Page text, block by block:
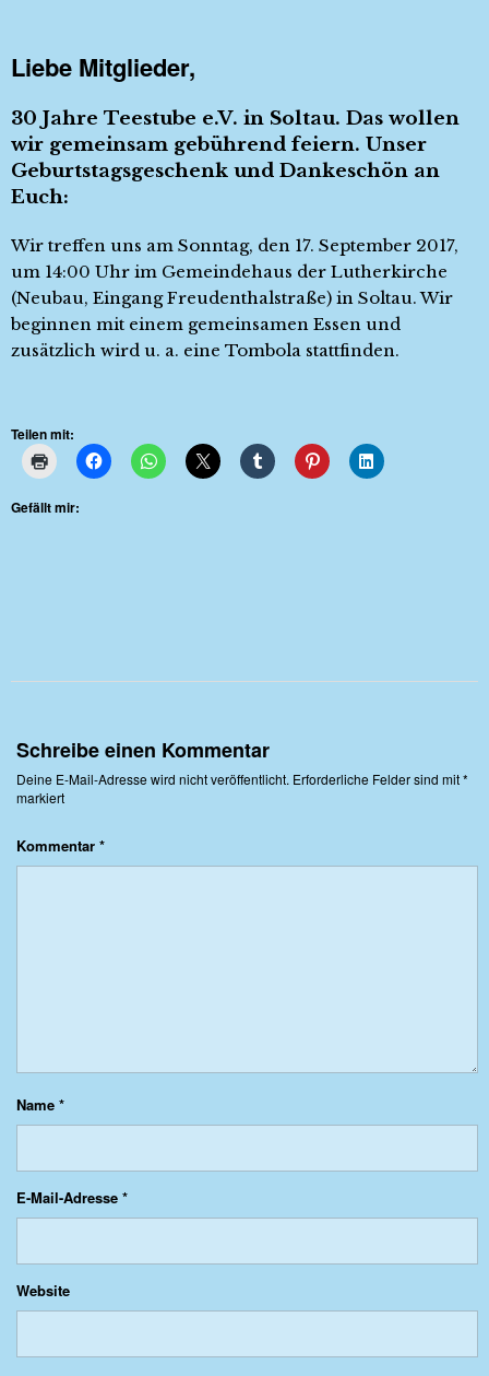
Liebe Mitglieder,
30 Jahre Teestube e.V. in Soltau. Das wollen
wir gemeinsam gebührend feiern. Unser
Geburtstagsgeschenk und Dankeschön an
Euch:
Wir treffen uns am Sonntag, den 17. September 2017,
um 14:00 Uhr im Gemeindehaus der Lutherkirche
(Neubau, Eingang Freudenthalstraße) in Soltau. Wir
beginnen mit einem gemeinsamen Essen und
zusätzlich wird u. a. eine Tombola stattfinden.
Teilen mit:
Gefällt mir:
Schreibe einen Kommentar
Deine E-Mail-Adresse wird nicht veröffentlicht. Erforderliche Felder sind mit*
markiert
Kommentar *
Name *
E-Mail-Adresse *
Website